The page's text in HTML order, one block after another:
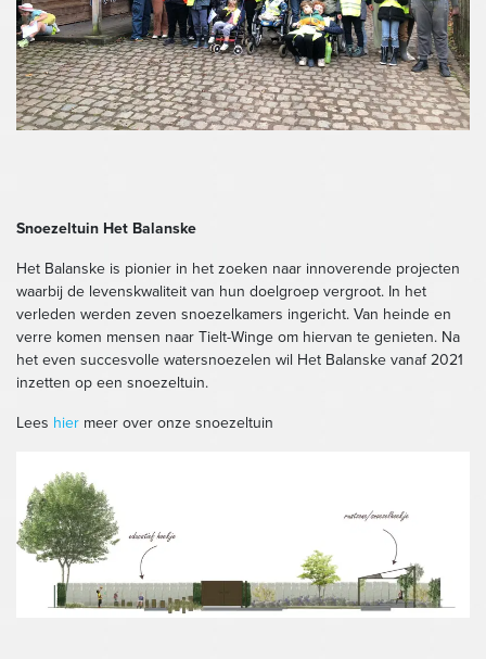
Snoezeltuin Het Balanske
Het Balanske is pionier in het zoeken naar innoverende projecten
waarbij de levenskwaliteit van hun doelgroep vergroot. In het
verleden werden zeven snoezelkamers ingericht. Van heinde en
verre komen mensen naar Tielt-Winge om hiervan te genieten. Na
het even succesvolle watersnoezelen wil Het Balanske vanaf 2021
inzetten op een snoezeltuin.
Lees hier meer over onze snoezeltuin